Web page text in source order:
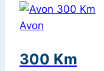
Avon
300 Km